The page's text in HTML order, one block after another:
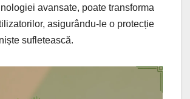
avansate, poate transforma
asigurându-le o protecție
sufletească.